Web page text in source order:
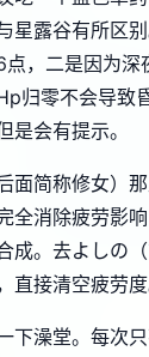
星露谷有所区
，二是因为深
归零不会导致
是会有提示。
面简称修女）
全消除疲劳影
成。去よしの
直接清空疲劳度
下澡堂。每次